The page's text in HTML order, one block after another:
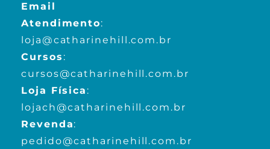
Email
Atendimento:
loja@catharinehill.com.br
Cursos :
cursos@catharinehill.com.br
Loja Física :
lojach@catharinehill.com.br
Revenda:
pedido@catharinehill.com.br